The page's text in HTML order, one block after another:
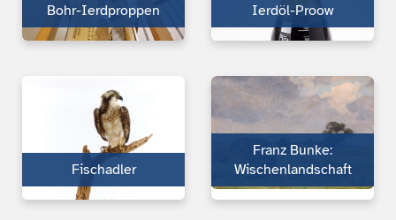
Bohr-Ierdproppen Ierdöl-Proow
Fischadler
Franz Bunke:
Wischenlandschaft